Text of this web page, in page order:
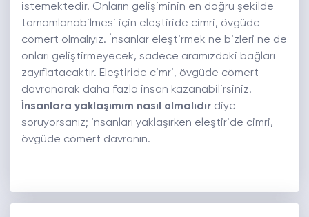
istemektedir. Onların gelişiminin en doğru şekilde
tamamlanabilmesi için eleştiride cimri, övgüde
cömert olmalıyız. İnsanlar eleştirmek ne bizleri ne de
onları geliştirmeyecek, sadece aramızdaki bağları
zayıflatacaktır. Eleştiride cimri, övgüde cömert
davranarak daha fazla insan kazanabilirsiniz.
İnsanlara yaklaşımım nasıl olmalıdır diye
soruyorsanız; insanları yaklaşırken eleştiride cimri,
övgüde cömert davranın.